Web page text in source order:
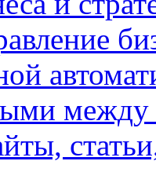
между